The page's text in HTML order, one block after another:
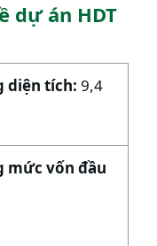
dự án HDT
diện tích: 9,4
mức vốn đầu